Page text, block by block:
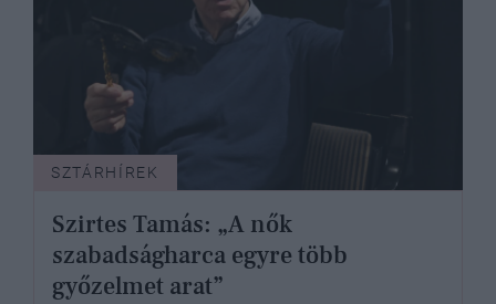
SZTÁRHÍREK
Szirtes Tamás: „A nők
szabadságharca egyre több
győzelmet arat”